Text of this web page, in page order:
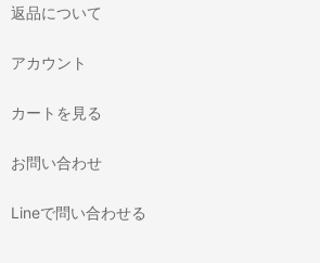
返品について
アカウント
カートを見る
お問い合わせ
Lineで問い合わせる